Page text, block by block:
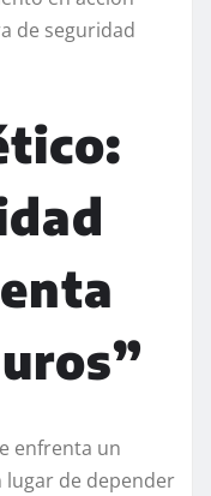
de seguridad
enfrenta un
lugar de depender